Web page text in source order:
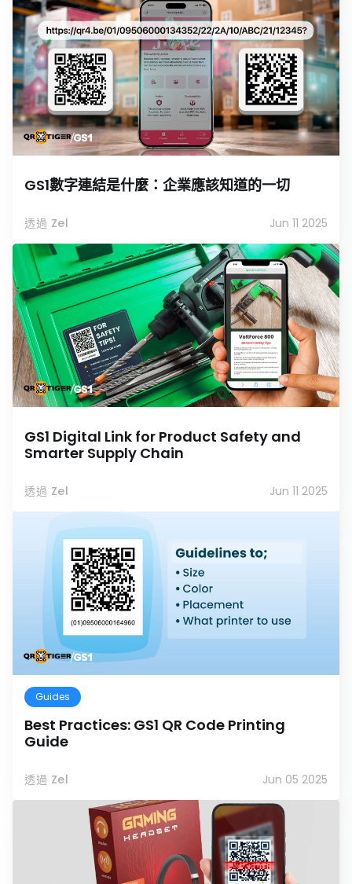
GS1數字連結是什麼：企業應該知道的一切
透過 Zel Jun 11 2025
GS1 Digital Link for Product Safety and
Smarter Supply Chain
透過 Zel Jun 11 2025
Guides
Best Practices: GS1 QR Code Printing
Guide
透過 Zel Jun 05 2025